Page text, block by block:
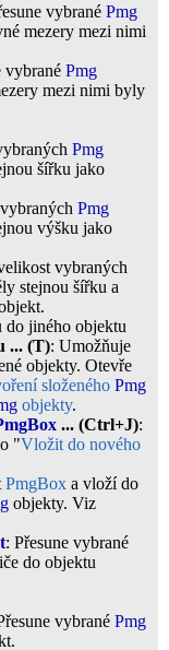
vybrané Pmg
mezery mezi nimi
vybrané Pmg
mezi nimi byly
Pmg
šířku jako
Pmg
výšku jako
vybraných
stejnou šířku a
do jiného objektu
... (T): Umožňuje
objekty. Otevře
složeného Pmg
objekty.
... (Ctrl+J):
"Vložit do nového
PmgBox a vloží do
objekty. Viz
: Přesune vybrané
do objektu
vybrané Pmg